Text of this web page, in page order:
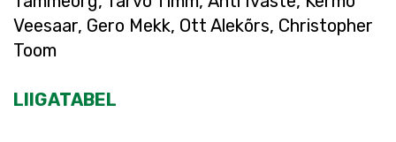
Veesaar, Gero Mekk, Ott Alekõrs, Christopher
Toom
LIIGATABEL